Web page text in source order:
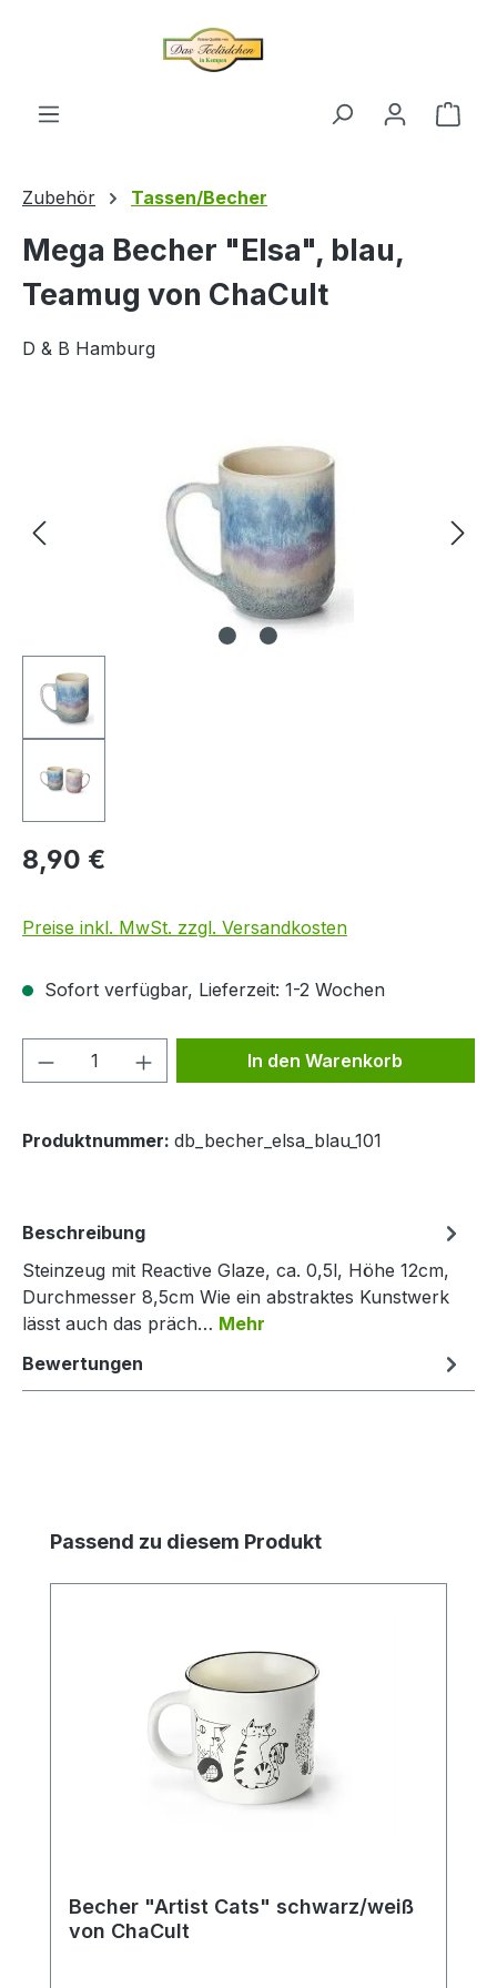
Zubehör Tassen/Becher
Mega Becher "Elsa", blau,
Teamug von ChaCult
D & B Hamburg
8,90 €
Preise inkl. MwSt. zzgl. Versandkosten
Sofort verfügbar, Lieferzeit: 1-2 Wochen
Produkt Anzahl: Gib denIn den Warenkorb
Produktnummer: db_becher_elsa_blau_101
Beschreibung
Steinzeug mit Reactive Glaze, ca. 0,5l, Höhe 12cm,
Durchmesser 8,5cm Wie ein abstraktes Kunstwerk
lässt auch das präch… Mehr
Bewertungen
Produktgalerie überspringen
Passend zu diesem Produkt
Becher "Artist Cats" schwarz/weiß
von ChaCult